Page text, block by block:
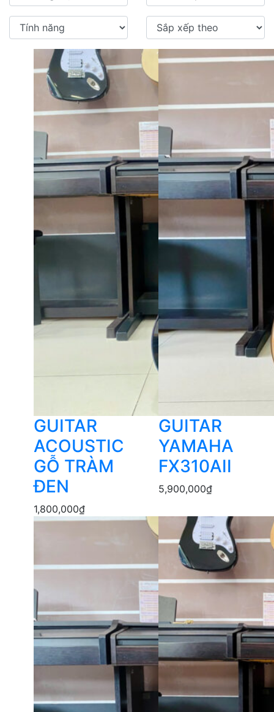
GUITAR
ACOUSTIC
GỖ TRÀM
ĐEN
1,800,000₫
GUITAR
YAMAHA
FX310AII
5,900,000₫